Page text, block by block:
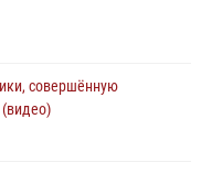
совершённую